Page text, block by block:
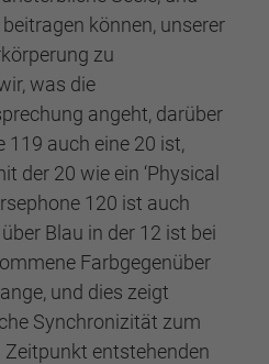
können, unserer
zu
was die
angeht, darüber
119 auch eine 20 ist,
der 20 wie ein ‘Physical
120 ist auch
Blau in der 12 ist bei
Farbgegenüber
und dies zeigt
Synchronizität zum
Zeitpunkt entstehenden